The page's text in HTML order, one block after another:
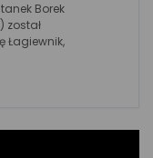
Borek
został
Łagiewnik,